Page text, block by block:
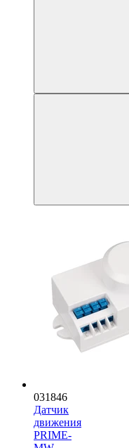
031846
Датчик
движения
PRIME-